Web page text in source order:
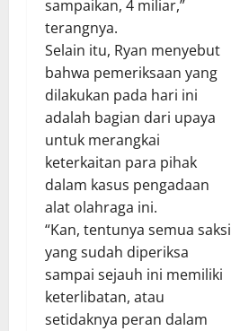
sampaikan, 4 miliar,”
terangnya.
Selain itu, Ryan menyebut
bahwa pemeriksaan yang
dilakukan pada hari ini
adalah bagian dari upaya
untuk merangkai
keterkaitan para pihak
dalam kasus pengadaan
alat olahraga ini.
“Kan, tentunya semua saksi
yang sudah diperiksa
sampai sejauh ini memiliki
keterlibatan, atau
setidaknya peran dalam